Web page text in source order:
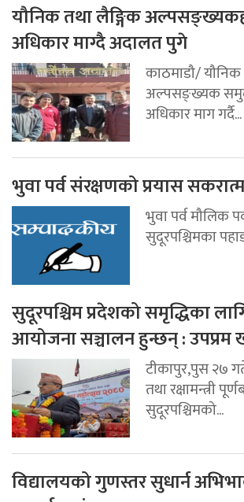
यौनिक तथा लैङ्गिक
अधिकार माग्दै अदालत पुगे
काठमाडौ/
अल्पसङ्ख्यक
अधिकार माग गर्दै...
भुवा पर्व संरक्षणको प्रयास
भुवा पर्व मौलिक
सुदूरपश्चिमका
सुदूरपश्चिम प्रदेशको समृद्धिका
आयोजना सञ्चालन हुन्छन् :
टीकापुर,पुस २७
तथा रक्षामन्त्री
सुदूरपश्चिमको...
विद्यालयको गुणस्तर सुधार्न